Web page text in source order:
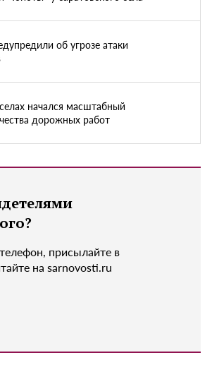
об угрозе атаки
начался масштабный
дорожных работ
присылайте в
на sarnovosti.ru